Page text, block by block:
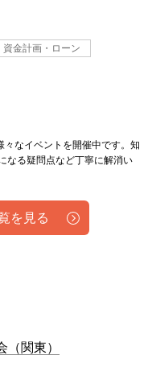
資金計画・ローン
なイベントを開催中です。知
なる疑問点など丁寧に解消い
を見る
（関東）